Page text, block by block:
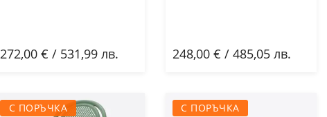
272,00 € / 531,99 лв.
Добави 248,00 € / 485,05 лв.
Добави
С ПОРЪЧКА С ПОРЪЧКА